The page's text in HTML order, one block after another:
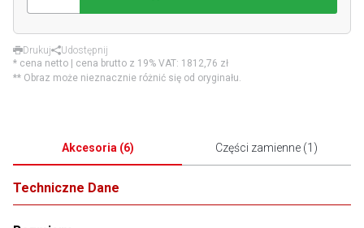
Drukuj
Udostępnij
* cena netto | cena brutto z 19% VAT: 1812,76 zł
** Obraz może nieznacznie różnić się od oryginału.
Akcesoria (6) Części zamienne (1 )
Techniczne Dane